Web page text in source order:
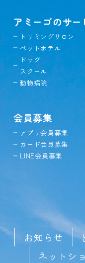
アミーゴのサー
トリミングサロン
ペットホテル
ドッグ
スクール
動物病院
会員募集
アプリ会員募集
カード会員募集
LINE会員募集
お知らせ
ネットシ